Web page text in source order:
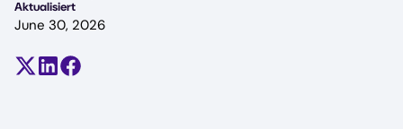
Aktualisiert
June 30, 2026
Teilen auf X (früher Twitter)
Auf LinkedIn teilen
Auf Facebook teilen